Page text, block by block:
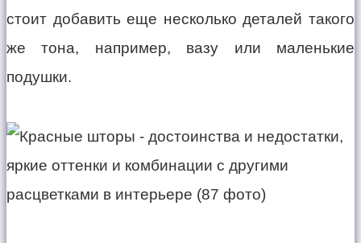
стоит добавить еще несколько деталей такого
же тона, например, вазу или маленькие
подушки.